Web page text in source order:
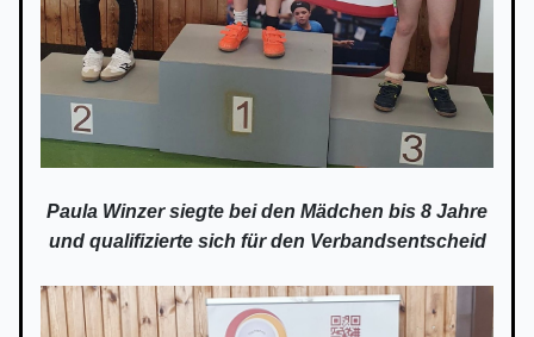
Paula Winzer siegte bei den Mädchen bis 8 Jahre
und qualifizierte sich für den Verbandsentscheid